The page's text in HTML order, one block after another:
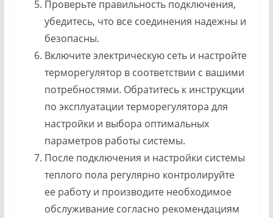
Проверьте правильность подключения,
убедитесь, что все соединения надежны и
безопасны.
Включите электрическую сеть и настройте
терморегулятор в соответствии с вашими
потребностями. Обратитесь к инструкции
по эксплуатации терморегулятора для
настройки и выбора оптимальных
параметров работы системы.
После подключения и настройки системы
теплого пола регулярно контролируйте
ее работу и производите необходимое
обслуживание согласно рекомендациям